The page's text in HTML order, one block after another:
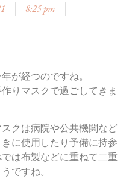
8:25 pm
が経つのですね。
りマスクで過ごしてきま
クは病院や公共機関など
に使用したり予備に持参
は布製などに重ねて二重
ですね。